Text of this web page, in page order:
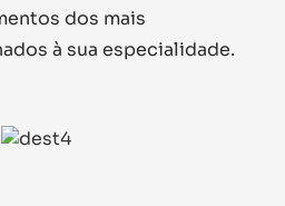
dos mais
à sua especialidade.